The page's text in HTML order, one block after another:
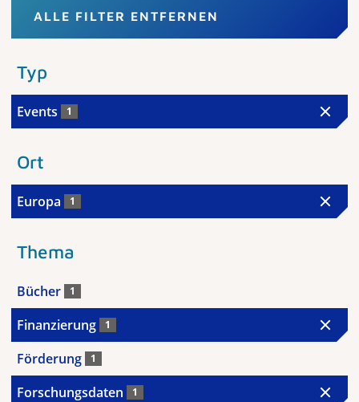
ALLE FILTER ENTFERNEN
Typ
Events 1
Ort
Europa 1
Thema
Bücher 1
Finanzierung 1
Förderung 1
Forschungsdaten 1